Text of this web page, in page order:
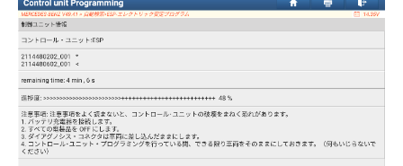
OTOFIX Powered by AUTEL（4）
日本車（7）
汎用（89）
バッテリーチャージャー（4）
ディーゼルインジェクター&グロープラグ ツール（7）
ステアリングロックエミュレータ（28）
キー関連（19）